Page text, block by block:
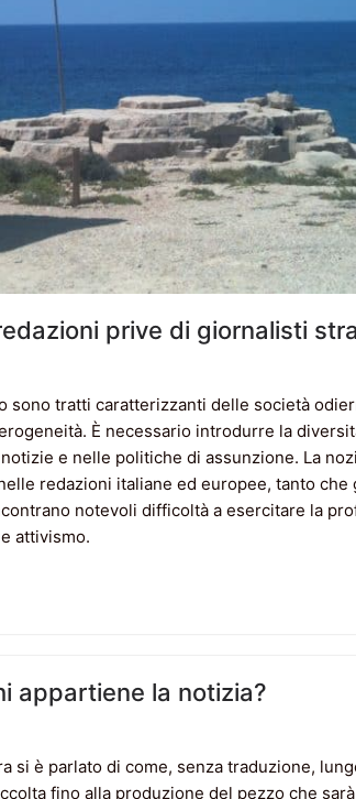
prive di giornalisti
sono tratti caratterizzanti delle società
È necessario introdurre la
e nelle politiche di assunzione. La
redazioni italiane ed europee, tanto che
notevoli difficoltà a esercitare la
attivismo.
appartiene la notizia?
si è parlato di come, senza traduzione,
fino alla produzione del pezzo che